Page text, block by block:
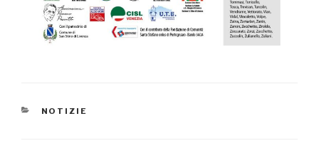
CATEGORIE
NOTIZIE